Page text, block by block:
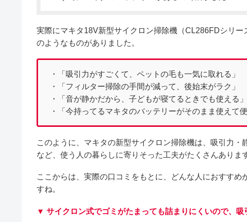
実際にマキタ18V新型サイクロン掃除機（CL286FDシリ
のようなものがありました。
・「吸引力がすごくて、ペットの毛も一気に取れる」
・「フィルター掃除の手間が減って、後始末がラク」
・「音が静かだから、子どもが寝てるときでも使える」
・「今持ってるマキタのバッテリーがそのまま使えて便
このように、マキタの新型サイクロン掃除機は、吸引力
など、使う人の暮らしに寄りそった工夫がたくさんありま
ここからは、実際の口コミをもとに、どんな人におすす
すね。
▼ サイクロン式でゴミがたまっても詰まりにくいので、吸